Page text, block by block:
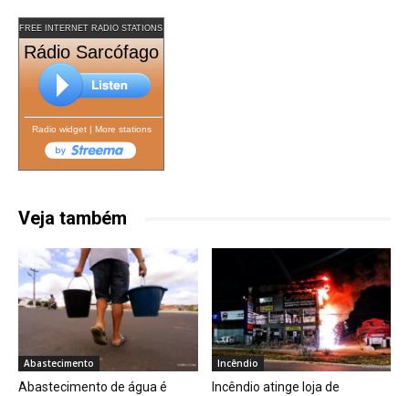
FREE INTERNET RADIO STATIONS
Rádio Sarcófago
Radio widget| More stations
Veja também
Abastecimento
Abastecimento de água é
Incêndio
Incêndio atinge loja de